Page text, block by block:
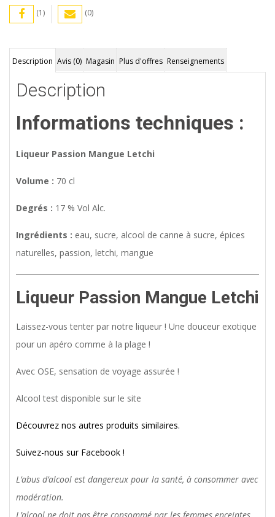
(1) (0)
Description Avis (0) Magasin Plus d'offres Renseignements
Description
Informations techniques :
Liqueur Passion Mangue Letchi
Volume : 70 cl
Degrés : 17 % Vol Alc.
Ingrédients : eau, sucre, alcool de canne à sucre, épices
naturelles, passion, letchi, mangue
Liqueur Passion Mangue Letchi
Laissez-vous tenter par notre liqueur ! Une douceur exotique
pour un apéro comme à la plage !
Avec OSE, sensation de voyage assurée !
Alcool test disponible sur le site
Découvrez nos autres produits similaires.
Suivez-nous sur Facebook !
L’abus d’alcool est dangereux pour la santé, à consommer avec
modération.